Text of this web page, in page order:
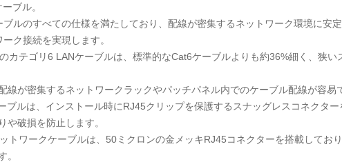
ブル。
ブルのすべての仕様を満たしており、配線が密集するネットワーク環境に安
ク接続を実現します。
カテゴリ6 LANケーブルは、標準的なCat6ケーブルよりも約36%細く、狭
線が密集するネットワークラックやパッチパネル内でのケーブル配線が容易
ブルは、インストール時にRJ45クリップを保護するスナッグレスコネクタ
や破損を防止します。
トワークケーブルは、50ミクロンの金メッキRJ45コネクターを搭載してお
。